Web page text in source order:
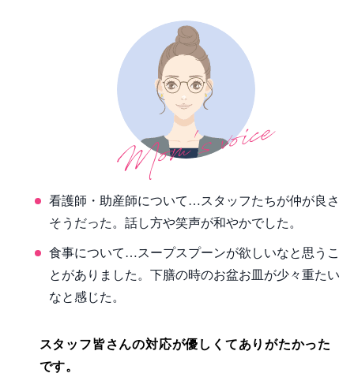
看護師・助産師について…スタッフたちが仲が良さ
そうだった。話し方や笑声が和やかでした。
食事について…スープスプーンが欲しいなと思うこ
とがありました。下膳の時のお盆お皿が少々重たい
なと感じた。
スタッフ皆さんの対応が優しくてありがたかった
です。